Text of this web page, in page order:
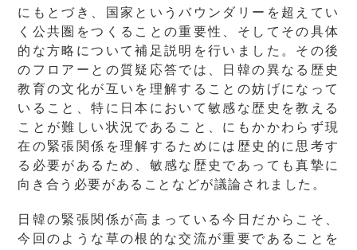
にもとづき、国家というバウンダリーを超えてい
く公共圏をつくることの重要性、そしてその具体
的な方略について補足説明を行いました。その後
のフロアーとの質疑応答では、日韓の異なる歴史
教育の文化が互いを理解することの妨げになって
いること、特に日本において敏感な歴史を教える
ことが難しい状況であること、にもかかわらず現
在の緊張関係を理解するためには歴史的に思考す
る必要があるため、敏感な歴史であっても真摯に
向き合う必要があることなどが議論されました。
日韓の緊張関係が高まっている今日だからこそ、
今回のような草の根的な交流が重要であることを